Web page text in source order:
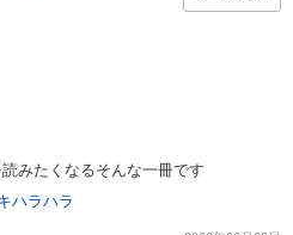
みたくなるそんな一冊です
ハラハラ